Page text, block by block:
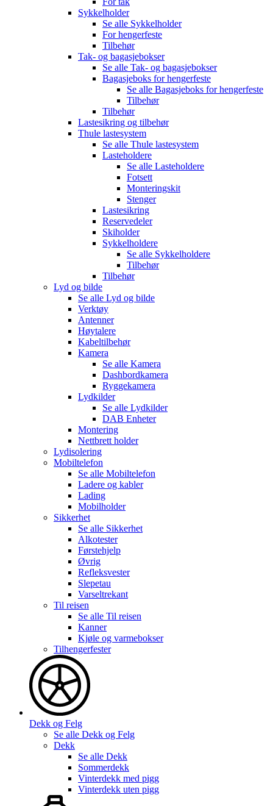
Sykkelholder
Se alle Sykkelholder
For hengerfeste
Tilbehør
Tak- og bagasjebokser
Se alle Tak- og bagasjebokser
Bagasjeboks for hengerfeste
Se alle Bagasjeboks for hengerfeste
Tilbehør
Tilbehør
Lastesikring og tilbehør
Thule lastesystem
Se alle Thule lastesystem
Lasteholdere
Se alle Lasteholdere
Fotsett
Monteringskit
Stenger
Lastesikring
Reservedeler
Skiholder
Sykkelholdere
Se alle Sykkelholdere
Tilbehør
Tilbehør
Lyd og bilde
Se alle Lyd og bilde
Verktøy
Antenner
Høytalere
Kabeltilbehør
Kamera
Se alle Kamera
Dashbordkamera
Ryggekamera
Lydkilder
Se alle Lydkilder
DAB Enheter
Montering
Nettbrett holder
Lydisolering
Mobiltelefon
Se alle Mobiltelefon
Ladere og kabler
Lading
Mobilholder
Sikkerhet
Se alle Sikkerhet
Alkotester
Førstehjelp
Øvrig
Refleksvester
Slepetau
Varseltrekant
Til reisen
Se alle Til reisen
Kanner
Kjøle og varmebokser
Tilhengerfester
Dekk og Felg
Se alle Dekk og Felg
Dekk
Se alle Dekk
Sommerdekk
Vinterdekk med pigg
Vinterdekk uten pigg